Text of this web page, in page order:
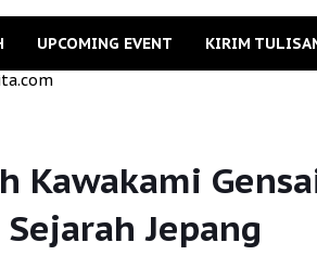
UPCOMING EVENT KIRIM
Kawakami
Jepang